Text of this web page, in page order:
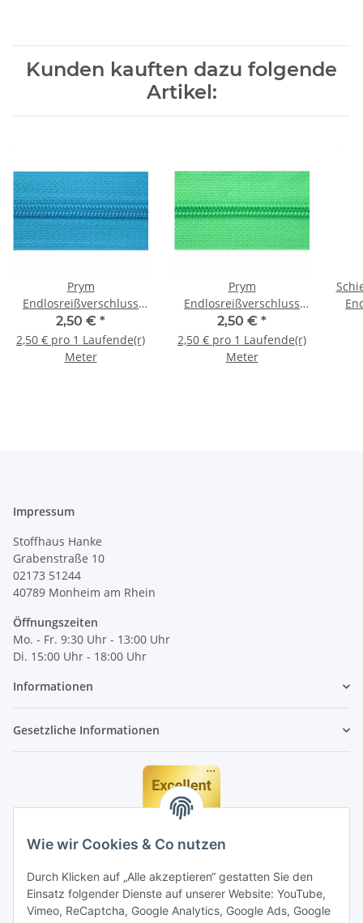
Wie wir Cookies & Co nutzen
Durch Klicken auf „Alle akzeptieren“ gestatten Sie den
Einsatz folgender Dienste auf unserer Website: YouTube,
Vimeo, ReCaptcha, Google Analytics, Google Ads, Google
Kunden kauften dazu folgende
Artikel:
Prym
Endlosreißverschluss
3mm blau türkis 0070
2,50 € *
2,50 € pro 1 Laufende(r)
Meter
Prym
Endlosreißverschluss
3mm mittelgrün 0026
2,50 € *
2,50 € pro 1 Laufende(r)
Meter
Impressum
Stoffhaus Hanke
Grabenstraße 10
02173 51244
40789 Monheim am Rhein
Öffnungszeiten
Mo. - Fr. 9:30 Uhr - 13:00 Uhr
Di. 15:00 Uhr - 18:00 Uhr
Informationen
Gesetzliche Informationen